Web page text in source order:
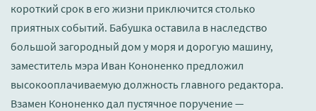
короткий срок в его жизни приключится столько
приятных событий. Бабушка оставила в наследство
большой загородный дом у моря и дорогую машину,
заместитель мэра Иван Кононенко предложил
высокооплачиваемую должность главного редактора.
Взамен Кононенко дал пустячное поручение —